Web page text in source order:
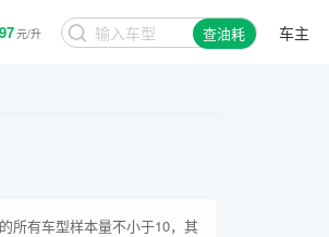
元/升 查油耗 车主
所有车型样本量不小于10，其